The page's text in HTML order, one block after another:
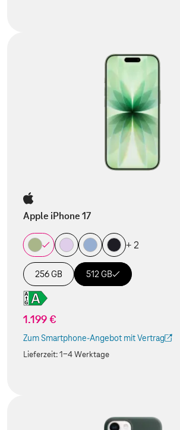
Apple iPhone 17
+ 2
256 GB 512 GB
1.199 €
Zum Smartphone-Angebot mit Vertrag
(Der Link wird in einem neuen Tab geöffnet)
Lieferzeit:1-4 Werktage